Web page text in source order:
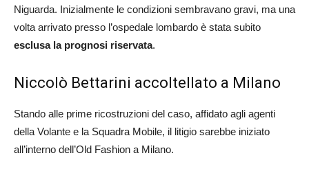
Niguarda. Inizialmente le condizioni sembravano gravi, ma una
volta arrivato presso l’ospedale lombardo è stata subito
esclusa la prognosi riservata.
Niccolò Bettarini accoltellato a Milano
Stando alle prime ricostruzioni del caso, affidato agli agenti
della Volante e la Squadra Mobile, il litigio sarebbe iniziato
all’interno dell’Old Fashion a Milano.